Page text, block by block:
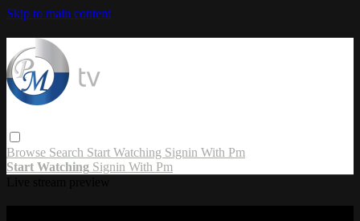
Skip to main content
Browse Search Start Watching Signin With Pm
Start Watching Signin With Pm